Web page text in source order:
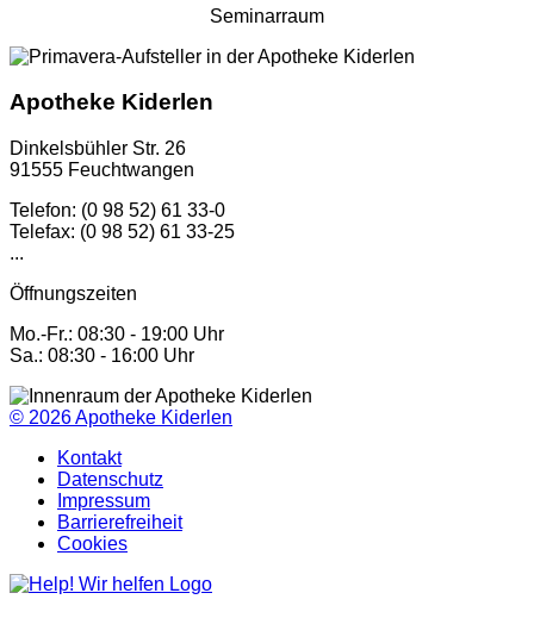
Seminarraum
Apotheke Kiderlen
Dinkelsbühler Str. 26
91555 Feuchtwangen
Telefon: (0 98 52) 61 33-0
Telefax: (0 98 52) 61 33-25
...
Öffnungszeiten
Mo.-Fr.: 08:30 - 19:00 Uhr
Sa.: 08:30 - 16:00 Uhr
© 2026Apotheke Kiderlen
Kontakt
Datenschutz
Impressum
Barrierefreiheit
Cookies